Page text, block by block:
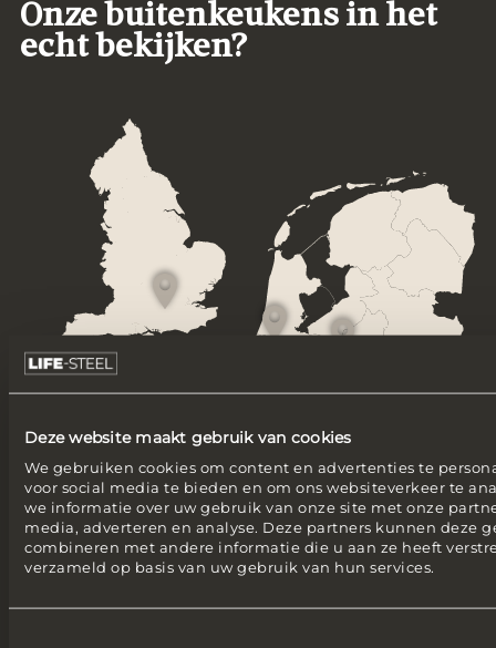
Deze website maakt gebruik van cookies
We gebruiken cookies om content en advertenties te
voor social media te bieden en om ons websiteverkeer te
we informatie over uw gebruik van onze site met onze
media, adverteren en analyse. Deze partners kunnen deze
combineren met andere informatie die u aan ze heeft
verzameld op basis van uw gebruik van hun services.
Onze buitenkeukens in het
echt bekijken?